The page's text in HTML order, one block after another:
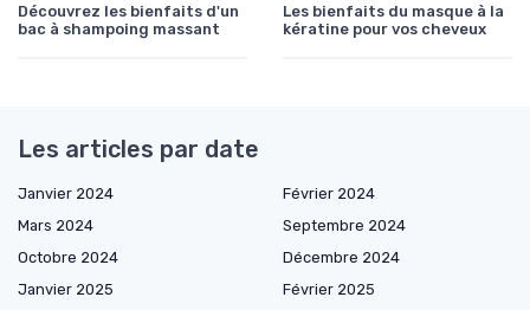
Découvrez les bienfaits d'un
bac à shampoing massant
Les bienfaits du masque à la
kératine pour vos cheveux
Les articles par date
Janvier 2024
Février 2024
Mars 2024
Septembre 2024
Octobre 2024
Décembre 2024
Janvier 2025
Février 2025